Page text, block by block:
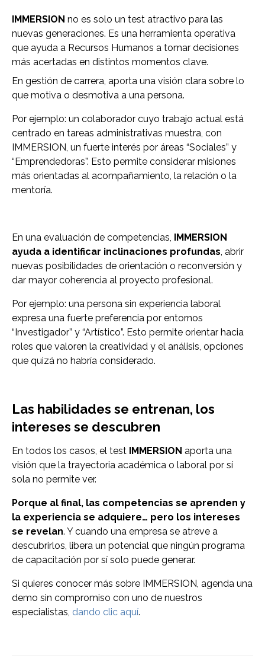
IMMERSION no es solo un test atractivo para las
nuevas generaciones. Es una herramienta operativa
que ayuda a Recursos Humanos a tomar decisiones
más acertadas en distintos momentos clave.
En gestión de carrera, aporta una visión clara sobre lo
que motiva o desmotiva a una persona.
Por ejemplo: un colaborador cuyo trabajo actual está
centrado en tareas administrativas muestra, con
IMMERSION, un fuerte interés por áreas “Sociales” y
“Emprendedoras”. Esto permite considerar misiones
más orientadas al acompañamiento, la relación o la
mentoría.
En una evaluación de competencias, IMMERSION
ayuda a identificar inclinaciones profundas, abrir
nuevas posibilidades de orientación o reconversión y
dar mayor coherencia al proyecto profesional.
Por ejemplo: una persona sin experiencia laboral
expresa una fuerte preferencia por entornos
“Investigador” y “Artístico”. Esto permite orientar hacia
roles que valoren la creatividad y el análisis, opciones
que quizá no habría considerado.
Las habilidades se entrenan, los
intereses se descubren
En todos los casos, el test IMMERSION aporta una
visión que la trayectoria académica o laboral por sí
sola no permite ver.
Porque al final, las competencias se aprenden y
la experiencia se adquiere… pero los intereses
se revelan. Y cuando una empresa se atreve a
descubrirlos, libera un potencial que ningún programa
de capacitación por sí solo puede generar.
Si quieres conocer más sobre IMMERSION, agenda una
demo sin compromiso con uno de nuestros
especialistas, dando clic aquí.